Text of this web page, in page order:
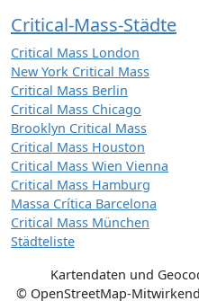
Critical-Mass-Städte
Critical Mass London
New York Critical Mass
Critical Mass Berlin
Critical Mass Chicago
Brooklyn Critical Mass
Critical Mass Houston
Critical Mass Wien Vienna
Critical Mass Hamburg
Massa Crítica Barcelona
Critical Mass München
Städteliste
Kartendaten und
© OpenStreetMap-